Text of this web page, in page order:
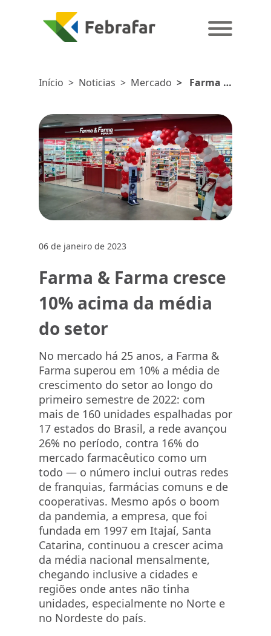
Início > Noticias > Mercado > Farma &
cresce 10%
acima da
média do
setor
06 de janeiro de 2023
Farma & Farma cresce
10% acima da média
do setor
No mercado há 25 anos, a Farma &
Farma superou em 10% a média de
crescimento do setor ao longo do
primeiro semestre de 2022: com
mais de 160 unidades espalhadas por
17 estados do Brasil, a rede avançou
26% no período, contra 16% do
mercado farmacêutico como um
todo — o número inclui outras redes
de franquias, farmácias comuns e de
cooperativas. Mesmo após o boom
da pandemia, a empresa, que foi
fundada em 1997 em Itajaí, Santa
Catarina, continuou a crescer acima
da média nacional mensalmente,
chegando inclusive a cidades e
regiões onde antes não tinha
unidades, especialmente no Norte e
no Nordeste do país.